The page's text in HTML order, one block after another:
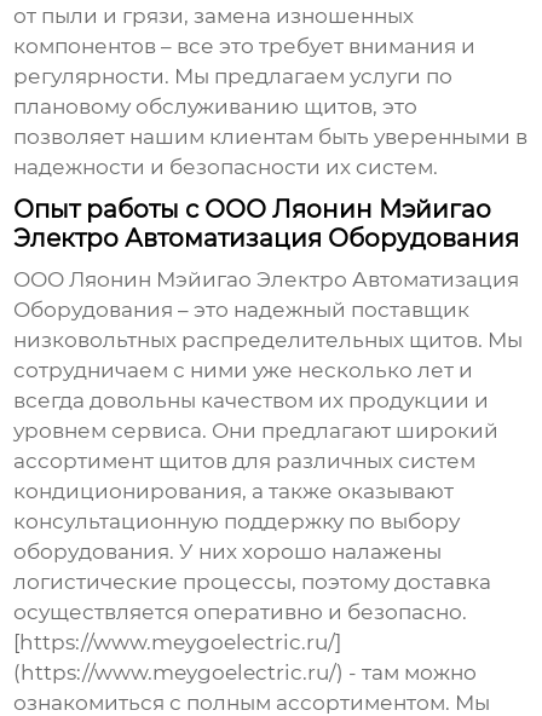
от пыли и грязи, замена изношенных
компонентов – все это требует внимания и
регулярности. Мы предлагаем услуги по
плановому обслуживанию щитов, это
позволяет нашим клиентам быть уверенными в
надежности и безопасности их систем.
Опыт работы с ООО Ляонин Мэйигао
Электро Автоматизация Оборудования
ООО Ляонин Мэйигао Электро Автоматизация
Оборудования – это надежный поставщик
низковольтных распределительных щитов. Мы
сотрудничаем с ними уже несколько лет и
всегда довольны качеством их продукции и
уровнем сервиса. Они предлагают широкий
ассортимент щитов для различных систем
кондиционирования, а также оказывают
консультационную поддержку по выбору
оборудования. У них хорошо налажены
логистические процессы, поэтому доставка
осуществляется оперативно и безопасно.
[https://www.meygoelectric.ru/]
(https://www.meygoelectric.ru/) - там можно
ознакомиться с полным ассортиментом. Мы